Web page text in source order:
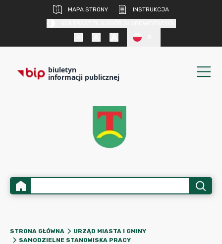
MAPA STRONY
INSTRUKCJA
biuletyn
informacji publicznej
STRONA GŁÓWNA
URZĄD MIASTA I GMINY
SAMODZIELNE STANOWISKA PRACY